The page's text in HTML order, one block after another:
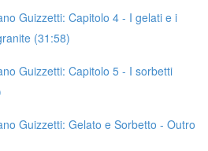
Guizzetti: Capitolo 4 - I gelati e i
(31:58)
Guizzetti: Capitolo 5 - I sorbetti
Guizzetti: Gelato e Sorbetto - Outro